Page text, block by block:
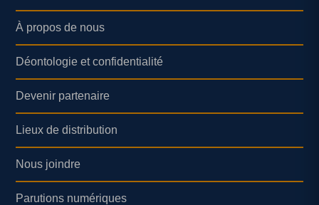
À propos de nous
Déontologie et confidentialité
Devenir partenaire
Lieux de distribution
Nous joindre
Parutions numériques